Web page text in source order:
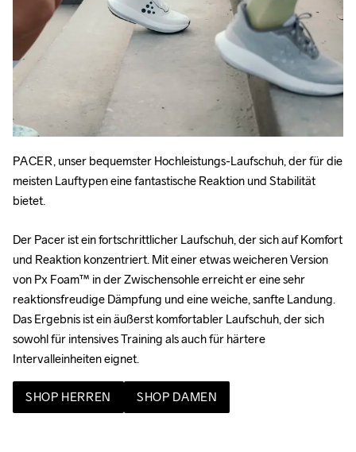
PACER, unser bequemster Hochleistungs-Laufschuh, der für die
meisten Lauftypen eine fantastische Reaktion und Stabilität
bietet.
Der Pacer ist ein fortschrittlicher Laufschuh, der sich auf Komfort
und Reaktion konzentriert. Mit einer etwas weicheren Version
von Px Foam™ in der Zwischensohle erreicht er eine sehr
reaktionsfreudige Dämpfung und eine weiche, sanfte Landung.
Das Ergebnis ist ein äußerst komfortabler Laufschuh, der sich
sowohl für intensives Training als auch für härtere
Intervalleinheiten eignet.
SHOP HERREN SHOP DAMEN